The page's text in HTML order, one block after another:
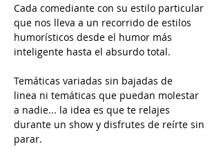
Cada comediante con su estilo particular
que nos lleva a un recorrido de estilos
humorísticos desde el humor más
inteligente hasta el absurdo total.
Temáticas variadas sin bajadas de
linea ni temáticas que puedan molestar
a nadie... la idea es que te relajes
durante un show y disfrutes de reírte sin
parar.